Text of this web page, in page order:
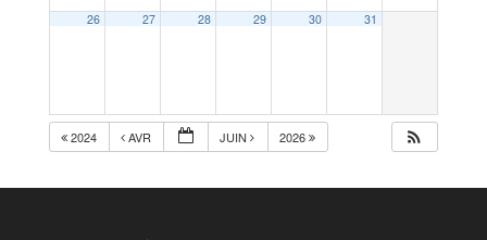
26 27 28 29 30 31
2024 AVR JUIN 2026